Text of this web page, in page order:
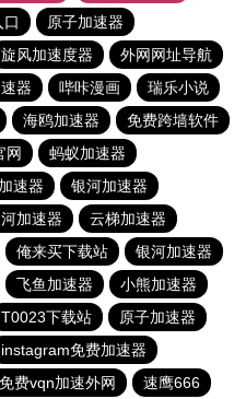
原子加速器
旋风加速度器
外网网址导航
器 哔咔漫画
瑞乐小说
海鸥加速器
免费跨墙软件
网
蚂蚁加速器
速器
银河加速器
加速器
云梯加速器
俺来买下载站
银河加速器
飞鱼加速器
小熊加速器
T0023下载站
原子加速器
instagram免费加速器
费vqn加速外网
速鹰666